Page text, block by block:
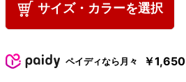
サイズ・カラーを選択
ペイディなら月々 ￥1,650